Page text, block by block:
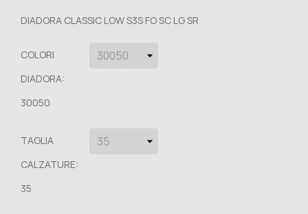
DIADORA CLASSIC LOW S3S FO SC LG SR
COLORI
DIADORA:
30050
TAGLIA
CALZATURE:
35